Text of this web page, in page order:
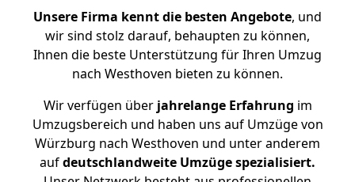
Unsere Firma kennt die besten Angebote, und
wir sind stolz darauf, behaupten zu können,
Ihnen die beste Unterstützung für Ihren Umzug
nach Westhoven bieten zu können.
Wir verfügen überjahrelange Erfahrung im
Umzugsbereich und haben uns auf Umzüge von
Würzburg nach Westhoven und unter anderem
aufdeutschlandweite Umzüge spezialisiert.